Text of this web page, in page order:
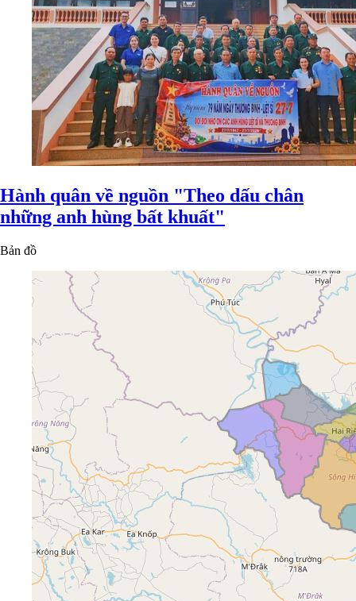
Hành quân về nguồn "Theo dấu chân
những anh hùng bất khuất"
Bản đồ